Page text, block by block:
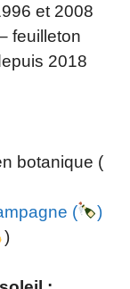
et 2008
feuilleton
2018
botanique (
(
)
)